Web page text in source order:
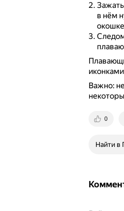
в нём
Важно:
0
Найти в